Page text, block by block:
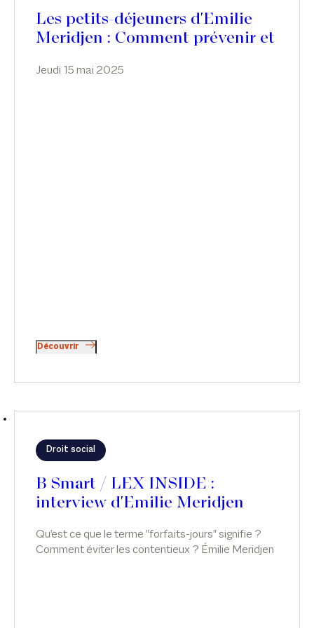
Jeudi 15 mai 2025
Les petits-déjeuners d'Emilie
Meridjen : Comment prévenir et
et maladies professionnelles
Découvrir
Droit social
Qu'est ce que le terme "forfaits-jours" signifie ?
Comment éviter les contentieux ? Émilie Meridjen
B Smart / LEX INSIDE :
interview d'Emilie Meridjen